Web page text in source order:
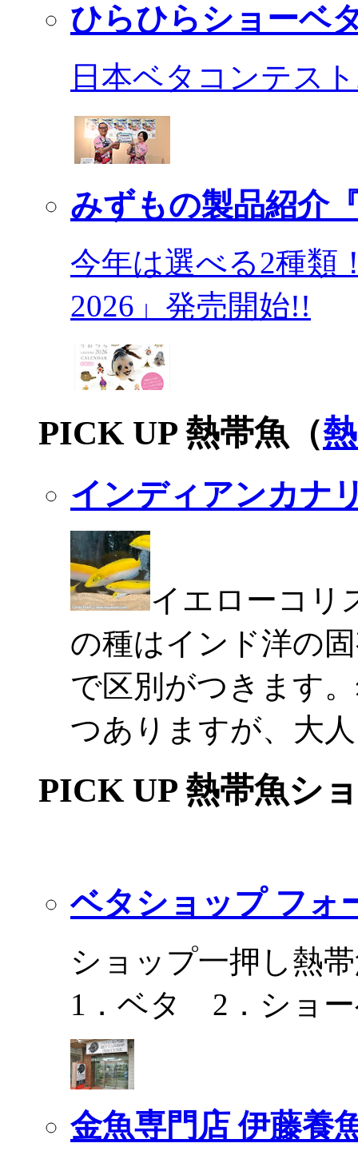
ひらひらショーベ
日本ベタコンテス
みずもの製品紹介
今年は選べる2種類
2026」発売開始!!
PICK UP 熱帯魚（
インディアンカナ
イエローコリ
の種はインド洋の
で区別がつきます
つありますが、大
PICK UP 熱帯魚シ
ベタショップ フォ
ショップ一押し熱
1．ベタ 2．ショ
金魚専門店 伊藤養